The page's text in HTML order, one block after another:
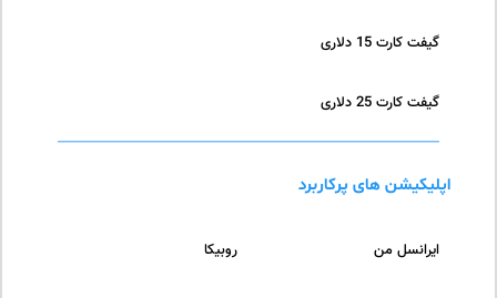
گیفت کارت 15 دلاری
گیفت کارت 25 دلاری
اپلیکیشن های پرکاربرد
روبیکا ایرانسل من